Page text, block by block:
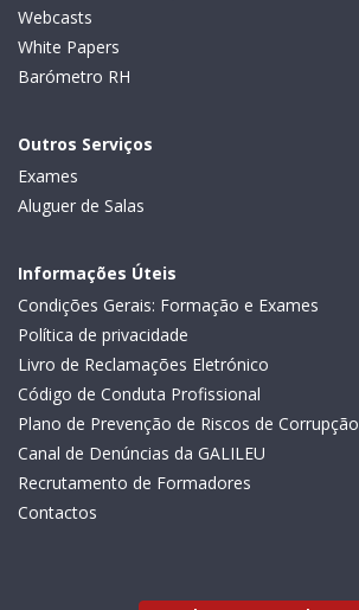
Webcasts
White Papers
Barómetro RH
Outros Serviços
Exames
Aluguer de Salas
Informações Úteis
Condições Gerais: Formação e Exames
Política de privacidade
Livro de Reclamações Eletrónico
Código de Conduta Profissional
Plano de Prevenção de Riscos de Corrupção
Canal de Denúncias da GALILEU
Recrutamento de Formadores
Contactos